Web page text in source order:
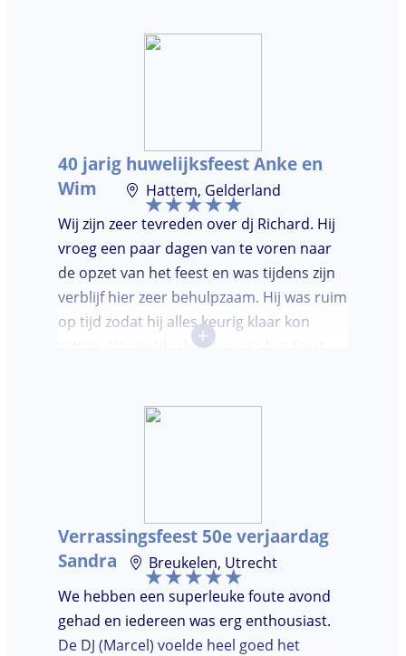
met een klein clubje mensen en dat had
moest worden. Er was de mogelijkheid om
verzoeknummers aan te vragen.
40 jarig huwelijksfeest Anke en
Wim
Hattem, Gelderland
Wij zijn zeer tevreden over dj Richard. Hij
vroeg een paar dagen van te voren naar
de opzet van het feest en was tijdens zijn
verblijf hier zeer behulpzaam. Hij was ruim
op tijd zodat hij alles keurig klaar kon
zetten. Hij voelde de sfeer van het feest
doorpraatte. Het was heel leuk dat er
+
Verrassingsfeest 50e verjaardag
Sandra
Breukelen, Utrecht
We hebben een superleuke foute avond
gehad en iedereen was erg enthousiast.
De DJ (Marcel) voelde heel goed het